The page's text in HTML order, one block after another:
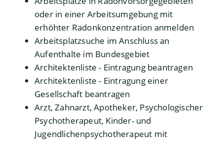
oder in einer Arbeitsumgebung mit
erhöhter Radonkonzentration anmelden
Arbeitsplatzsuche im Anschluss an
Aufenthalte im Bundesgebiet
Architektenliste - Eintragung beantragen
Architektenliste - Eintragung einer
Gesellschaft beantragen
Arzt, Zahnarzt, Apotheker, Psychologischer
Psychotherapeut, Kinder- und
Jugendlichenpsychotherapeut mit